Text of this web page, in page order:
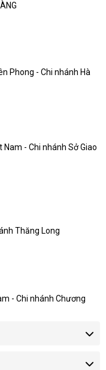
Phong - Chi nhánh Hà
- Chi nhánh Sở Giao
Thăng Long
- Chi nhánh Chương